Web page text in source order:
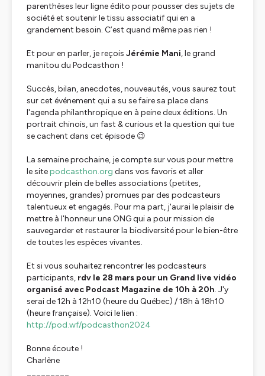
parenthèses leur ligne édito pour pousser des sujets de
société et soutenir le tissu associatif qui en a
grandement besoin. C’est quand même pas rien !
Et pour en parler, je reçois Jérémie Mani, le grand
manitou du Podcasthon !
Succès, bilan, anecdotes, nouveautés, vous saurez tout
sur cet événement qui a su se faire sa place dans
l'agenda philanthropique en à peine deux éditions. Un
portrait chinois, un fast & curious et la question qui tue
se cachent dans cet épisode 😉
La semaine prochaine, je compte sur vous pour mettre
le sitepodcasthon.org dans vos favoris et aller
découvrir plein de belles associations (petites,
moyennes, grandes) promues par des podcasteurs
talentueux et engagés. Pour ma part, j'aurai le plaisir de
mettre à l'honneur une ONG qui a pour mission de
sauvegarder et restaurer la biodiversité pour le bien-être
de toutes les espèces vivantes.
Et si vous souhaitez rencontrer les podcasteurs
participants, rdv le 28 mars pour un Grand live vidéo
organisé avec Podcast Magazine de 10h à 20h. J'y
serai de 12h à 12h10 (heure du Québec) / 18h à 18h10
(heure française). Voici le lien :
http://pod.wf/podcasthon2024
Bonne écoute !
Charlène